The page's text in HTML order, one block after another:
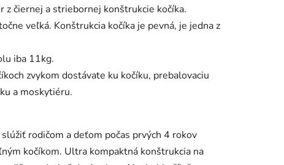
z čiernej a striebornej konštrukcie kočíka.
veľká. Konštrukcia kočíka je pevná, je jedna z
iba 11kg.
zvykom dostávate ku kočíku, prebalovaciu
a moskytiéru.
rodičom a deťom počas prvých 4 rokov
kočíkom. Ultra kompaktná konštrukcia na